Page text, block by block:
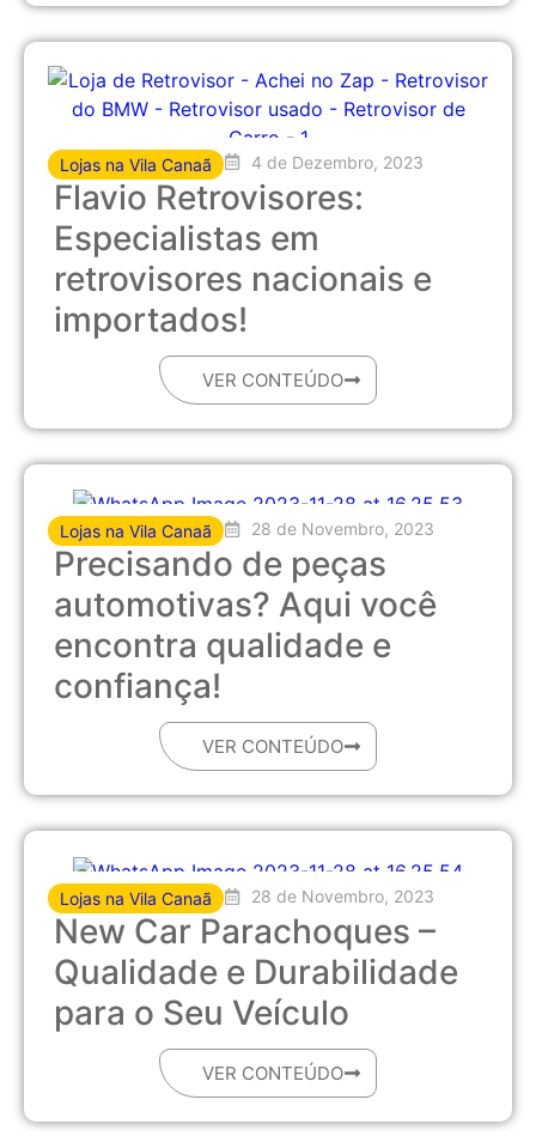
Lojas na Vila Canaã 4 de Dezembro, 2023
Flavio Retrovisores:
Especialistas em
retrovisores nacionais e
importados!
VER CONTEÚDO
Lojas na Vila Canaã 28 de Novembro, 2023
Precisando de peças
automotivas? Aqui você
encontra qualidade e
confiança!
VER CONTEÚDO
Lojas na Vila Canaã 28 de Novembro, 2023
New Car Parachoques –
Qualidade e Durabilidade
para o Seu Veículo
VER CONTEÚDO